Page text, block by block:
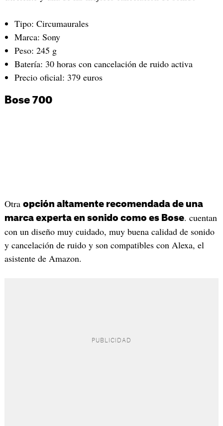
Tipo: Circumaurales
Marca: Sony
Peso: 245 g
Batería: 30 horas con cancelación de ruido activa
Precio oficial: 379 euros
Bose 700
Otra opción altamente recomendada de una
marca experta en sonido como es Bose. cuentan
con un diseño muy cuidado, muy buena calidad de sonido
y cancelación de ruido y son compatibles con Alexa, el
asistente de Amazon.